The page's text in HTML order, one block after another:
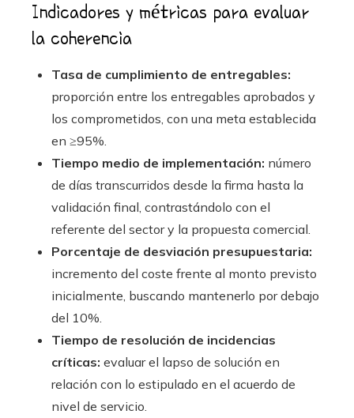
Indicadores y métricas para evaluar
la coherencia
Tasa de cumplimiento de entregables:
proporción entre los entregables aprobados y
los comprometidos, con una meta establecida
en ≥95%.
Tiempo medio de implementación: número
de días transcurridos desde la firma hasta la
validación final, contrastándolo con el
referente del sector y la propuesta comercial.
Porcentaje de desviación presupuestaria:
incremento del coste frente al monto previsto
inicialmente, buscando mantenerlo por debajo
del 10%.
Tiempo de resolución de incidencias
críticas: evaluar el lapso de solución en
relación con lo estipulado en el acuerdo de
nivel de servicio.